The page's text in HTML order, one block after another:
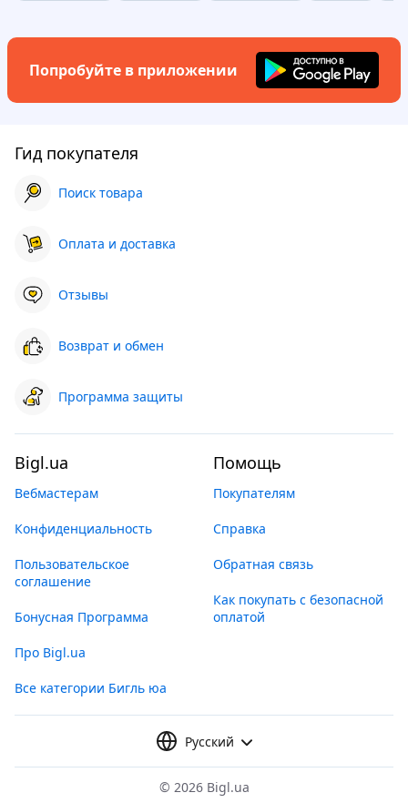
Попробуйте в приложении
Гид покупателя
Поиск товара
Оплата и доставка
Отзывы
Возврат и обмен
Программа защиты
Bigl.ua
Вебмастерам
Конфиденциальность
Пользовательское
соглашение
Бонусная Программа
Про Bigl.ua
Все категории Бигль юа
Помощь
Покупателям
Справка
Обратная связь
Как покупать с безопасной
оплатой
Русский
© 2026 Bigl.ua